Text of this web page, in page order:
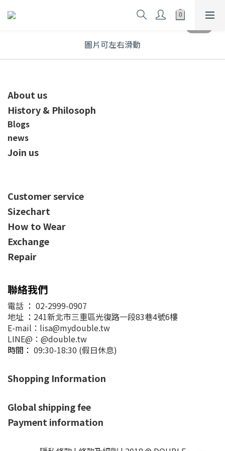
圖片可左右滑動
About us
History & Philosoph
Blogs
news
Join us
Customer service
Sizechart
How to Wear
Exchange
Repair
聯絡我們
電話 ： 02-2999-0907
地址 ： 241新北市三重區光復路一段83巷4號6樓
E-mail：lisa@mydouble.tw
LINE@：@double.tw
時間： 09:30-18:30 (假日休息)
Shopping Information
Global shipping fee
Payment information